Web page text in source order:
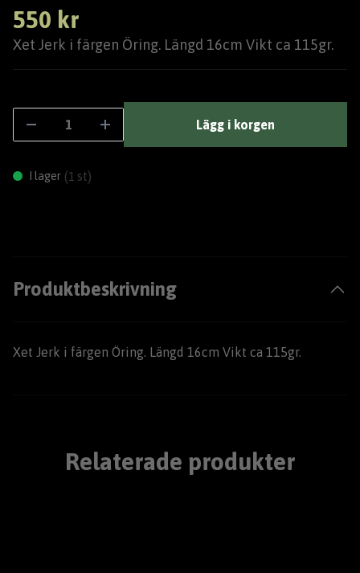
550 kr
Xet Jerk i färgen Öring. Längd 16cm Vikt ca 115gr.
Lägg i korgen
I lager (1 st)
Produktbeskrivning
Xet Jerk i färgen Öring. Längd 16cm Vikt ca 115gr.
Relaterade produkter